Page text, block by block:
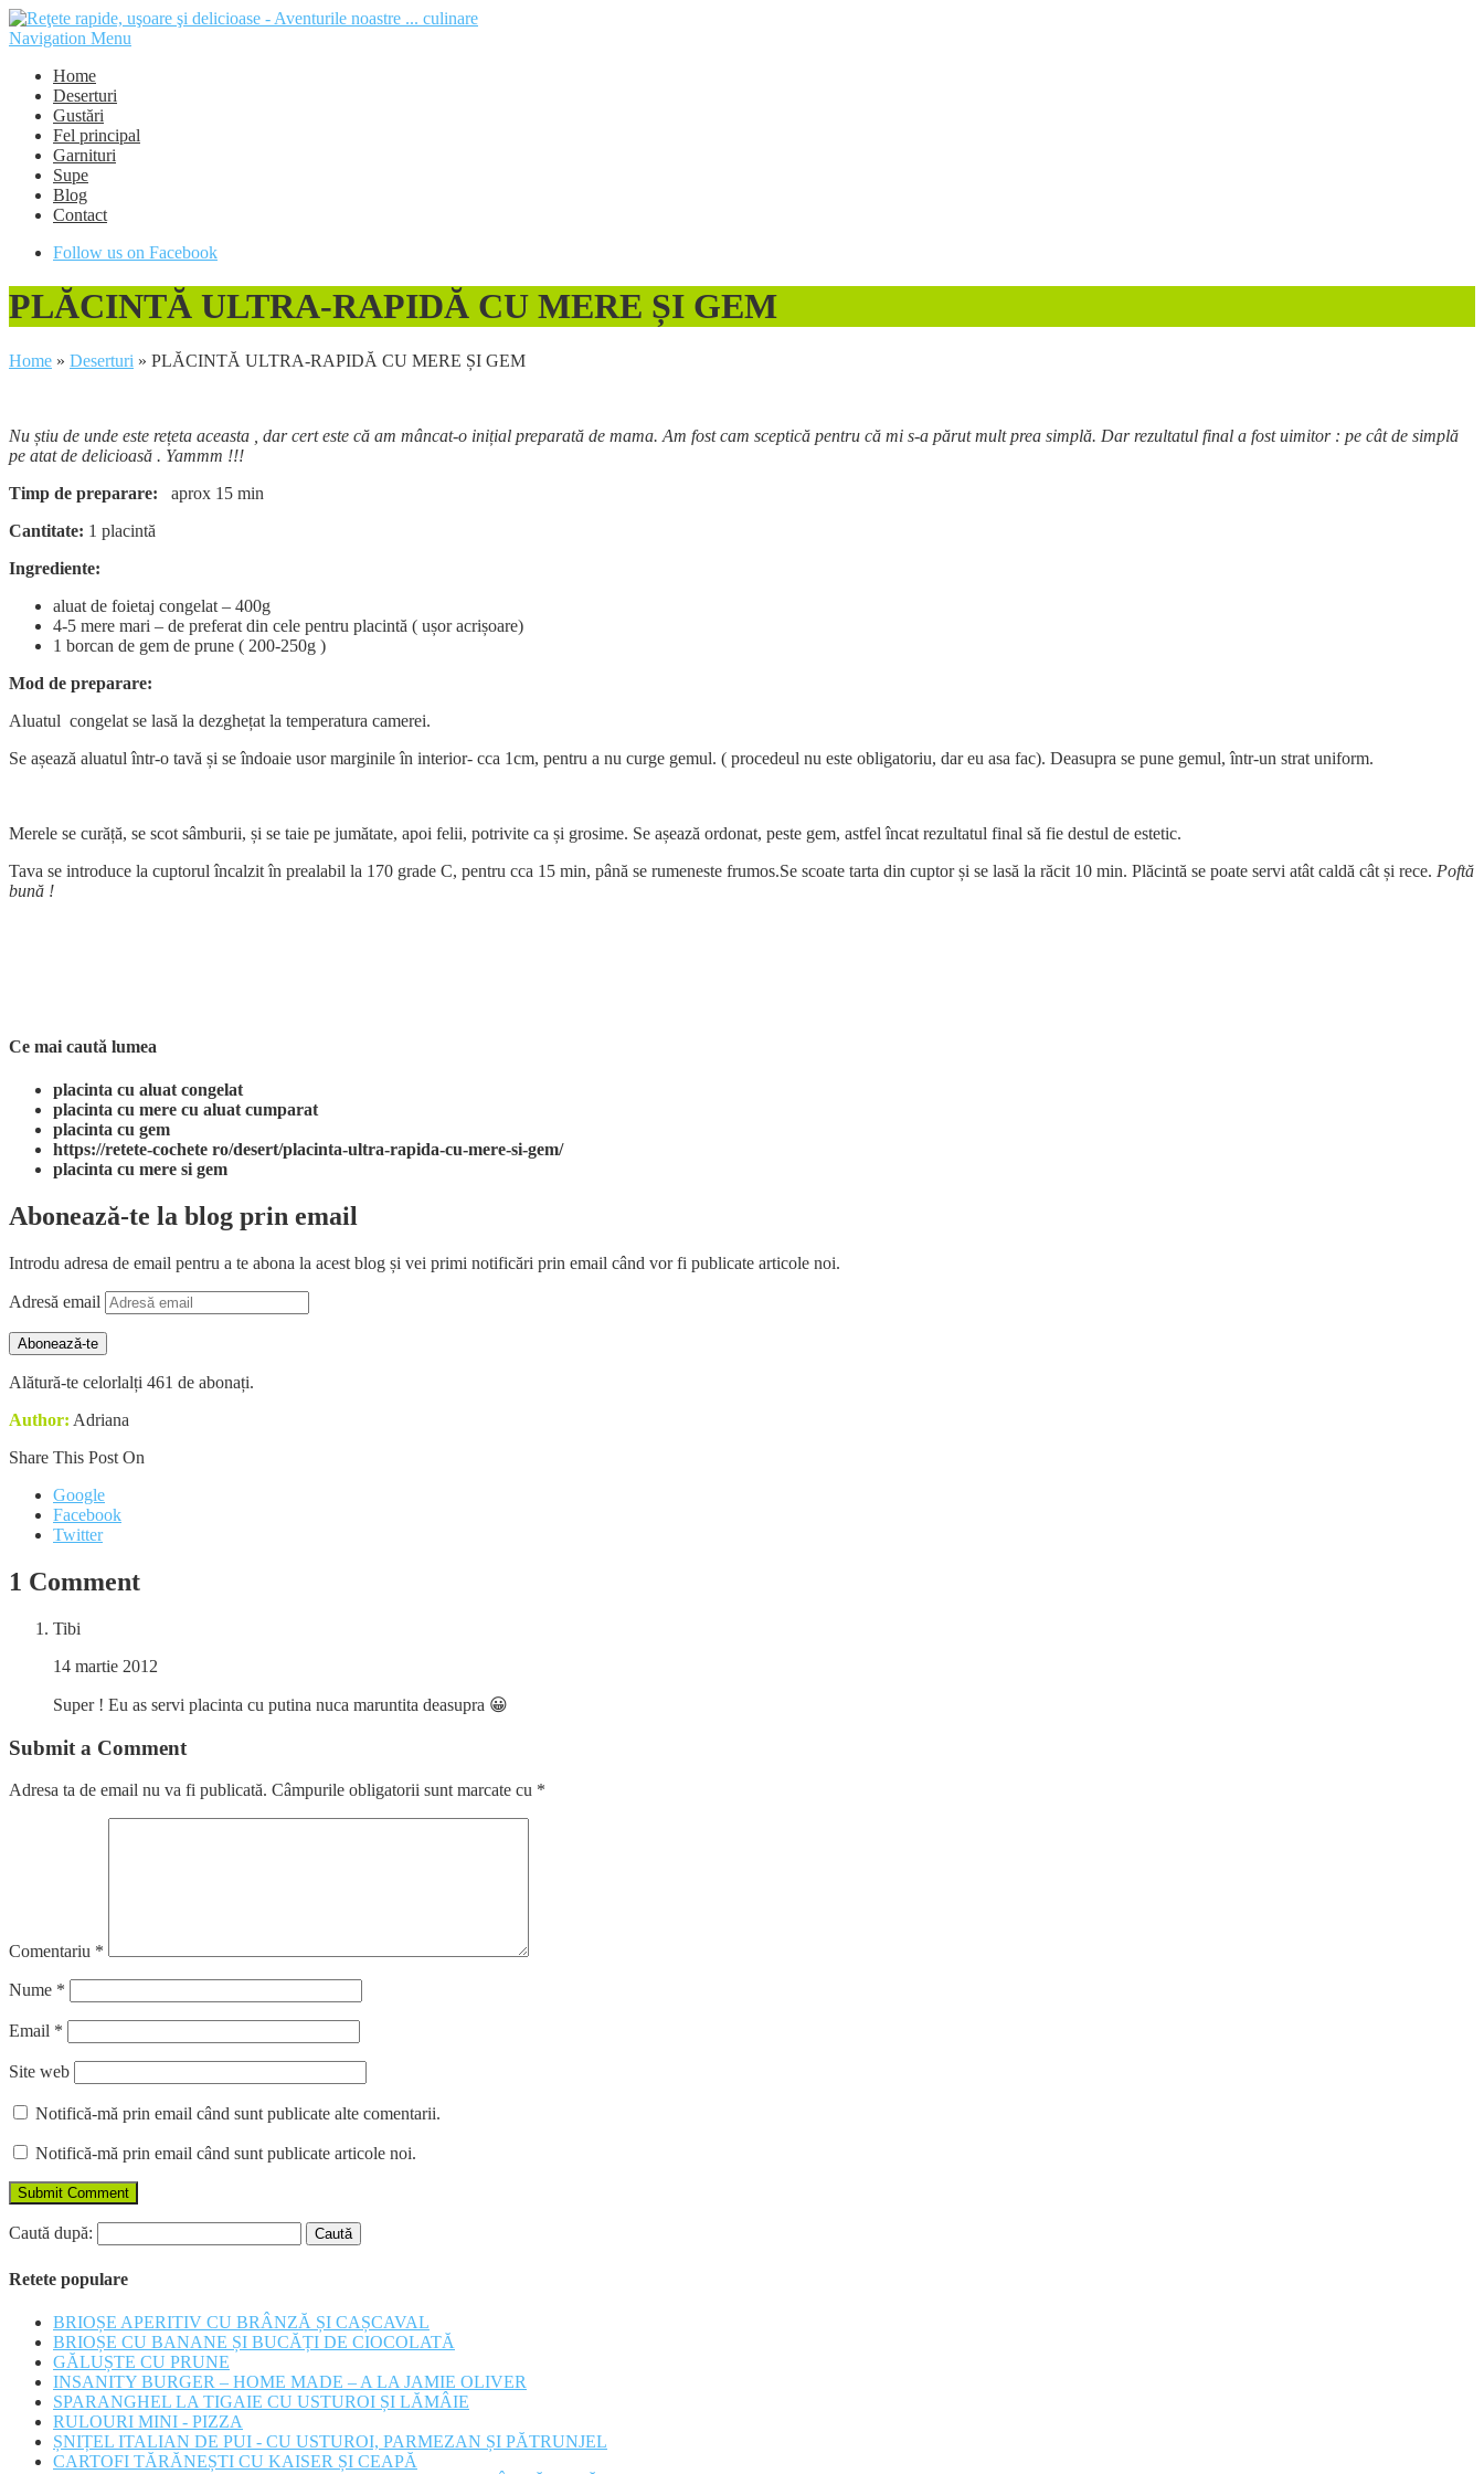
Navigation Menu
Home
Deserturi
Gustări
Fel principal
Garnituri
Supe
Blog
Contact
Follow us on Facebook
PLĂCINTĂ ULTRA-RAPIDĂ CU MERE ȘI GEM
Home » Deserturi » PLĂCINTĂ ULTRA-RAPIDĂ CU MERE ȘI GEM
Nu știu de unde este rețeta aceasta , dar cert este că am mâncat-o inițial preparată de mama. Am fost cam sceptică pentru că mi s-a părut mult prea simplă. Dar rezultatul final a fost uimitor : pe cât de simplă
pe atat de delicioasă . Yammm !!!
Timp de preparare: aprox 15 min
Cantitate: 1 placintă
Ingrediente:
aluat de foietaj congelat – 400g
4-5 mere mari – de preferat din cele pentru placintă ( ușor acrișoare)
1 borcan de gem de prune ( 200-250g )
Mod de preparare:
Aluatul congelat se lasă la dezghețat la temperatura camerei.
Se așează aluatul într-o tavă și se îndoaie usor marginile în interior- cca 1cm, pentru a nu curge gemul. ( procedeul nu este obligatoriu, dar eu asa fac). Deasupra se pune gemul, într-un strat uniform.
Merele se curăță, se scot sâmburii, și se taie pe jumătate, apoi felii, potrivite ca și grosime. Se așează ordonat, peste gem, astfel încat rezultatul final să fie destul de estetic.
Tava se introduce la cuptorul încalzit în prealabil la 170 grade C, pentru cca 15 min, până se rumeneste frumos.Se scoate tarta din cuptor și se lasă la răcit 10 min. Plăcintă se poate servi atât caldă cât și rece. Poftă
bună !
Ce mai caută lumea
placinta cu aluat congelat
placinta cu mere cu aluat cumparat
placinta cu gem
https://retete-cochete ro/desert/placinta-ultra-rapida-cu-mere-si-gem/
placinta cu mere si gem
Abonează-te la blog prin email
Introdu adresa de email pentru a te abona la acest blog și vei primi notificări prin email când vor fi publicate articole noi.
Adresă email
Abonează-te
Alătură-te celorlalți 461 de abonați.
Author: Adriana
Share This Post On
Google
Facebook
Twitter
1 Comment
Tibi
14 martie 2012
Super ! Eu as servi placinta cu putina nuca maruntita deasupra 😀
Submit a Comment
Adresa ta de email nu va fi publicată. Câmpurile obligatorii sunt marcate cu *
Comentariu *
Nume *
Email *
Site web
Notifică-mă prin email când sunt publicate alte comentarii.
Notifică-mă prin email când sunt publicate articole noi.
Caută după:
Retete populare
BRIOȘE APERITIV CU BRÂNZĂ ȘI CAȘCAVAL
BRIOȘE CU BANANE ȘI BUCĂȚI DE CIOCOLATĂ
GĂLUȘTE CU PRUNE
INSANITY BURGER – HOME MADE – A LA JAMIE OLIVER
SPARANGHEL LA TIGAIE CU USTUROI ȘI LĂMÂIE
RULOURI MINI - PIZZA
ȘNIȚEL ITALIAN DE PUI - CU USTUROI, PARMEZAN ȘI PĂTRUNJEL
CARTOFI TĂRĂNEȘTI CU KAISER ȘI CEAPĂ